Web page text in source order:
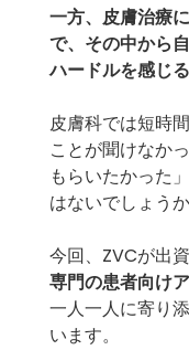
一方、皮膚治療
で、その中から
ハードルを感じ
皮膚科では短時
ことが聞けなか
もらいたかった
はないでしょうか
今回、ZVCが出
専⾨の患者向け
一人一人に寄り
います。